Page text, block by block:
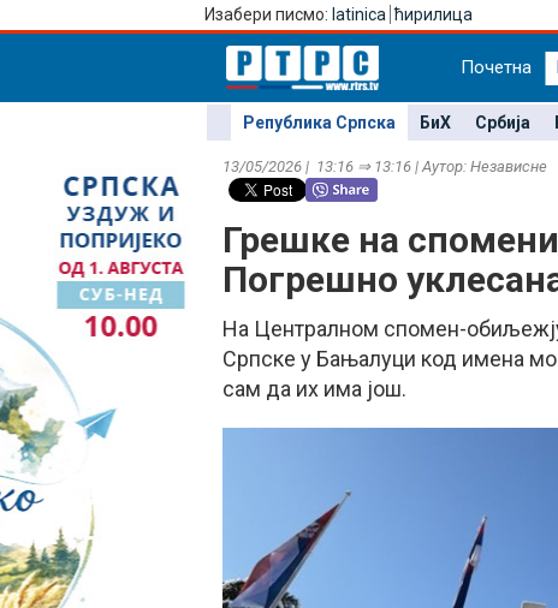
Изабери писмо: latinica ћирилица
Почетна
Република Српска БиХ Србија
13/05/2026 | 13:16 ⇒ 13:16 | Аутор: Независне
Грешке на
Погрешно
На Централном спомен-
Српске у Бањалуци код имена
сам да их има још.